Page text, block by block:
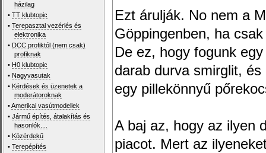
házilag
•TT klubtopic
•Terepasztal vezérlés és
elektronika
• DCC profiktól (nem csak)
profiknak
• H0 klubtopic
• Nagyvasutak
• Kérdések és üzenetek a
moderátoroknak
•Amerikai vasútmodellek
•Jármű építés, átalakítás és
hasonlók....
• Közérdekű
•Terepépítés
Ezt árulják. No nem a
Göppingenben, ha
De ez, hogy fogunk
darab durva smirglit,
egy pillekönnyű
A baj az, hogy az ilyen
piacot. Mert az